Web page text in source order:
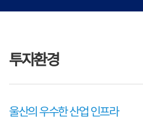
투자환경
울산의 우수한 산업 인프라